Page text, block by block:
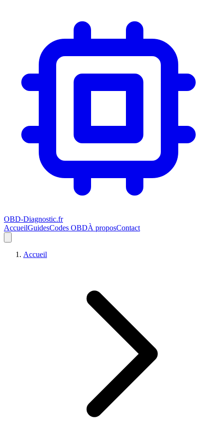
OBD-Diagnostic.fr
AccueilGuidesCodes OBDÀ proposContact
Accueil